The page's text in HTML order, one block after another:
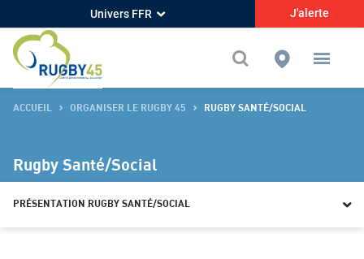
Univers FFR J'alerte
ACCUEIL ORGANISER LE RUGBY 45 RUGBY SANTÉ/SOCIAL
Rugby Santé/Social
PRÉSENTATION RUGBY SANTÉ/SOCIAL
Présentation Rugby Santé/Social - Rugby45